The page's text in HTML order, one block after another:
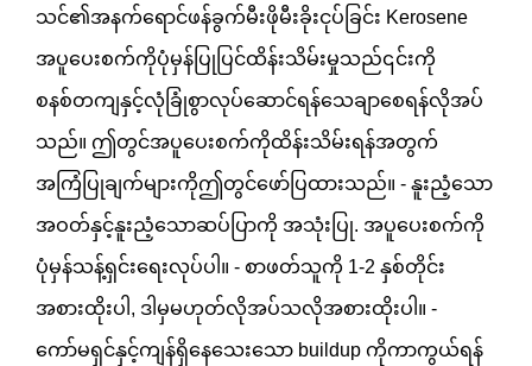
သင်၏အနက်ရောင်ဖန်ခွက်မီးဖိုမီးခိုးငုပ်ခြင်း Kerosene
အပူပေးစက်ကိုပုံမှန်ပြုပြင်ထိန်းသိမ်းမှုသည်၎င်းကို
စနစ်တကျနှင့်လုံခြုံစွာလုပ်ဆောင်ရန်သေချာစေရန်လိုအပ်
သည်။ ဤတွင်အပူပေးစက်ကိုထိန်းသိမ်းရန်အတွက်
အကြံပြုချက်များကိုဤတွင်ဖော်ပြထားသည်။ - နူးညံ့သော
အဝတ်နှင့်နူးညံ့သောဆပ်ပြာကို အသုံးပြု. အပူပေးစက်ကို
ပုံမှန်သန့်ရှင်းရေးလုပ်ပါ။ - စာဖတ်သူကို 1-2 နှစ်တိုင်း
အစားထိုးပါ, ဒါမှမဟုတ်လိုအပ်သလိုအစားထိုးပါ။ -
ကော်မရှင်နှင့်ကျန်ရှိနေသေးသော buildup ကိုကာကွယ်ရန်